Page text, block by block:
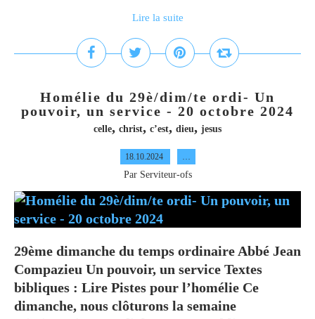
Lire la suite
Homélie du 29è/dim/te ordi- Un
pouvoir, un service - 20 octobre 2024
celle, christ, c’est, dieu, jesus
18.10.2024 …
Par Serviteur-ofs
29ème dimanche du temps ordinaire Abbé Jean
Compazieu Un pouvoir, un service Textes
bibliques : Lire Pistes pour l’homélie Ce
dimanche, nous clôturons la semaine